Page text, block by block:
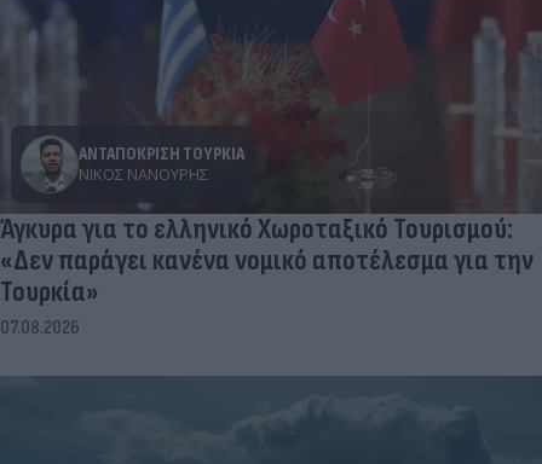
ΑΝΤΑΠΟΚΡΙΣΗ ΤΟΥΡΚΙΑ
ΝΊΚΟΣ ΝΑΝΟΎΡΗΣ
Άγκυρα για το ελληνικό Χωροταξικό Τουρισμού:
«Δεν παράγει κανένα νομικό αποτέλεσμα για την
Τουρκία»
07.08.2026